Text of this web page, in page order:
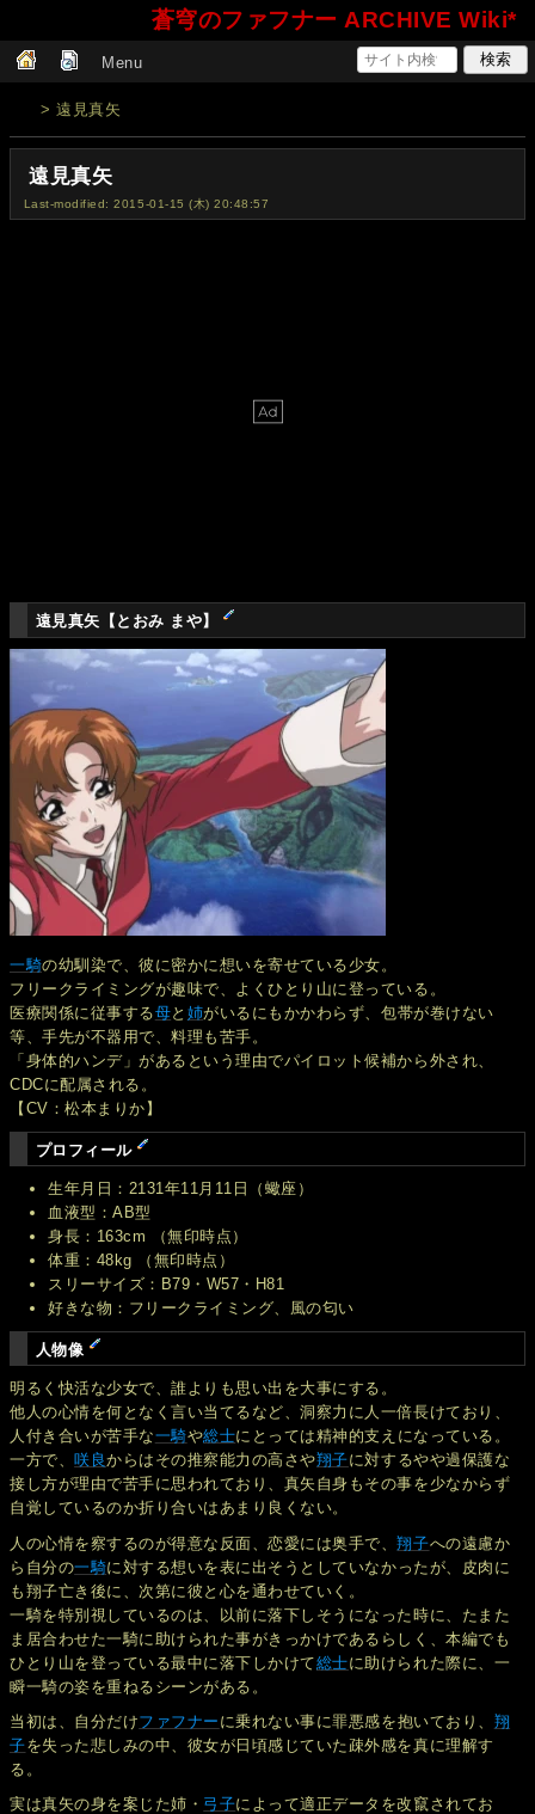
蒼穹のファフナー ARCHIVE Wiki*
Menu
> 遠見真矢
遠見真矢
Last-modified: 2015-01-15 (木) 20:48:57
遠見真矢【とおみ まや】
一騎の幼馴染で、彼に密かに想いを寄せている少女。
フリークライミングが趣味で、よくひとり山に登っている。
医療関係に従事する母と 姉がいるにもかかわらず、包帯が巻けない
等、手先が不器用で、料理も苦手。
「身体的ハンデ」があるという理由でパイロット候補から外され、
CDCに配属される。
【CV：松本まりか】
プロフィール
生年月日：2131年11月11日（蠍座）
血液型：AB型
身長：163cm （無印時点）
体重：48kg （無印時点）
スリーサイズ：B79・W57・H81
好きな物：フリークライミング、風の匂い
人物像
明るく快活な少女で、誰よりも思い出を大事にする。
他人の心情を何となく言い当てるなど、洞察力に人一倍長けており、
人付き合いが苦手な一騎や総士にとっては精神的支えになっている。
一方で、咲良からはその推察能力の高さや翔子に対するやや過保護な
接し方が理由で苦手に思われており、真矢自身もその事を少なからず
自覚しているのか折り合いはあまり良くない。
人の心情を察するのが得意な反面、恋愛には奥手で、翔子への遠慮か
ら自分の一騎に対する想いを表に出そうとしていなかったが、皮肉に
も翔子亡き後に、次第に彼と心を通わせていく。
一騎を特別視しているのは、以前に落下しそうになった時に、たまた
ま居合わせた一騎に助けられた事がきっかけであるらしく、本編でも
ひとり山を登っている最中に落下しかけて総士に助けられた際に、一
瞬一騎の姿を重ねるシーンがある。
当初は、自分だけファフナー に乗れない事に罪悪感を抱いており、 翔
子を失った悲しみの中、彼女が日頃感じていた疎外感を真に理解す
る。
実は真矢の身を案じた姉・ 弓子によって適正データを改竄されてお